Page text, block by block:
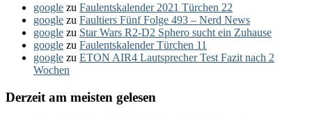
google zu Faulentskalender 2021 Türchen 22
google zu Faultiers Fünf Folge 493 – Nerd News
google zu Star Wars R2-D2 Sphero sucht ein Zuhause
google zu Faulentskalender Türchen 11
google zu ETON AIR4 Lautsprecher Test Fazit nach 2
Wochen
Derzeit am meisten gelesen